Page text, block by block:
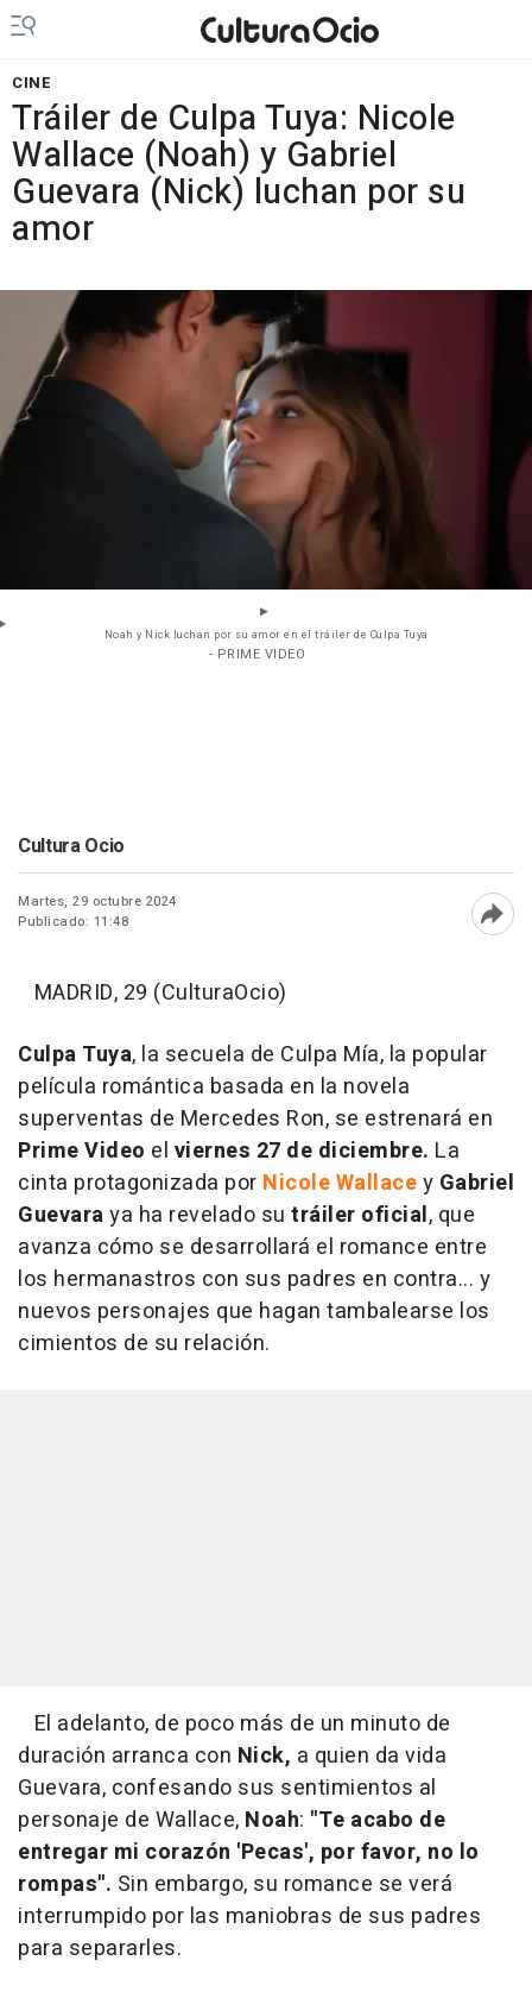
CINE
Tráiler de Culpa Tuya: Nicole
Wallace (Noah) y Gabriel
Guevara (Nick) luchan por su
amor
Noah y Nick luchan por su amor en el tráiler de Culpa Tuya
- PRIME VIDEO
Cultura Ocio
Martes, 29 octubre 2024
Publicado: 11:48
MADRID, 29 (CulturaOcio)
Culpa Tuya, la secuela de Culpa Mía, la popular
película romántica basada en la novela
superventas de Mercedes Ron, se estrenará en
Prime Video el viernes 27 de diciembre. La
cinta protagonizada por Nicole Wallacey Gabriel
Guevaraya ha revelado su tráiler oficial, que
avanza cómo se desarrollará el romance entre
los hermanastros con sus padres en contra... y
nuevos personajes que hagan tambalearse los
cimientos de su relación.
El adelanto, de poco más de un minuto de
duración arranca con Nick, a quien da vida
Guevara, confesando sus sentimientos al
personaje de Wallace, Noah: "Te acabo de
entregar mi corazón 'Pecas', por favor, no lo
rompas". Sin embargo, su romance se verá
interrumpido por las maniobras de sus padres
para separarles.